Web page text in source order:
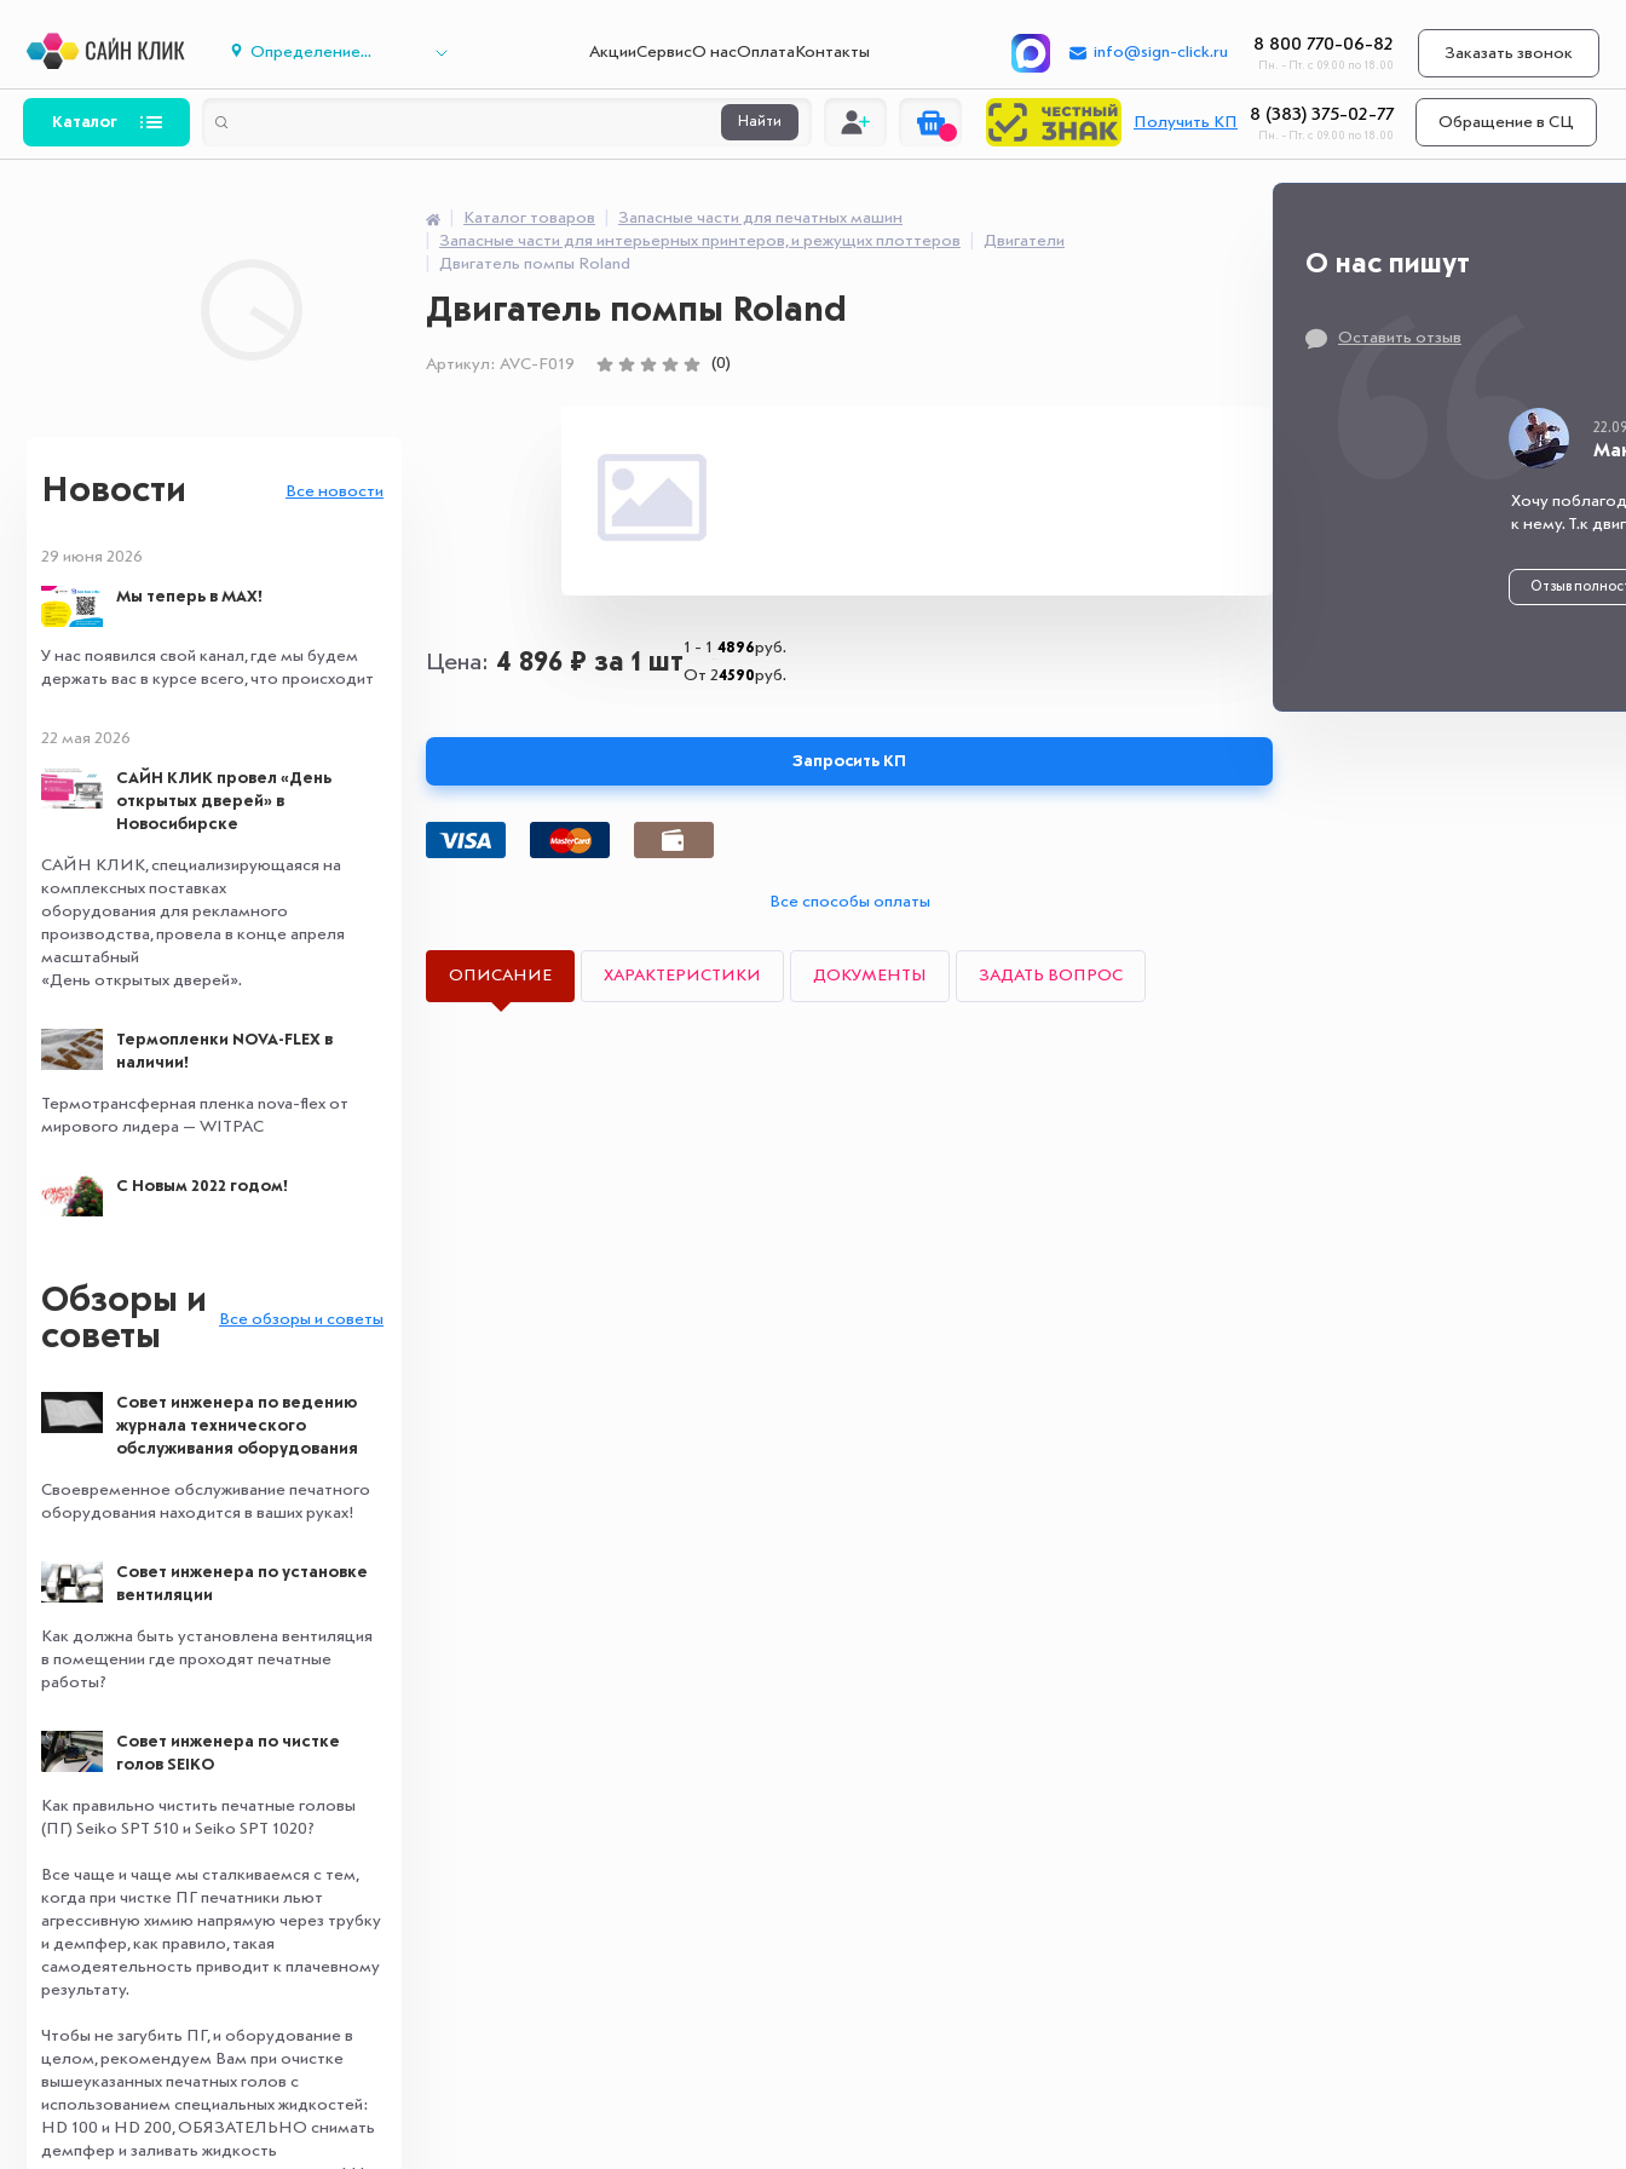
Определение... АкцииСервисО насОплата Контакты info@sign-click.ru 8 800 770-06-82
Пн. - Пт. с 09.00 по 18.00
Заказать звонок
Каталог Найти Получить КП 8 (383) 375-02-77
Пн. - Пт. с 09.00 по 18.00
Обращение в СЦ
Новости Все новости
29 июня 2026
Мы теперь в MAX!
У нас появился свой канал, где мы будем
держать вас в курсе всего, что происходит
22 мая 2026
САЙН КЛИК провел «День
открытых дверей» в
Новосибирске
САЙН КЛИК, специализирующаяся на
комплексных поставках
оборудования для рекламного
производства, провела в конце апреля
масштабный
«День открытых дверей».
Термопленки NOVA-FLEX в
наличии!
Термотрансферная пленка nova-flex от
мирового лидера — WITPAC
С Новым 2022 годом!
Обзоры и
советы
Все обзоры и советы
Совет инженера по ведению
журнала технического
обслуживания оборудования
Своевременное обслуживание печатного
оборудования находится в ваших руках!
Совет инженера по установке
вентиляции
Как должна быть установлена вентиляция
в помещении где проходят печатные
работы?
Совет инженера по чистке
голов SEIKO
Как правильно чистить печатные головы
(ПГ) Seiko SPT 510 и Seiko SPT 1020?
Все чаще и чаще мы сталкиваемся с тем,
когда при чистке ПГ печатники льют
агрессивную химию напрямую через трубку
и демпфер, как правило, такая
самодеятельность приводит к плачевному
результату.
Чтобы не загубить ПГ, и оборудование в
целом, рекомендуем Вам при очистке
вышеуказанных печатных голов с
использованием специальных жидкостей:
HD 100 и HD 200, ОБЯЗАТЕЛЬНО снимать
демпфер и заливать жидкость
Каталог товаров
Запасные части для печатных машин
Запасные части для интерьерных принтеров, и режущих плоттеров
Двигатели
Двигатель помпы Roland
Двигатель помпы Roland
Артикул: AVC-F019 (0)
Цена 4 896 ₽ за 1 шт
1 - 1 4896руб.
От 24590руб.
Запросить КП
Все способы оплаты
ОПИСАНИЕ ХАРАКТЕРИСТИКИ ДОКУМЕНТЫ ЗАДАТЬ ВОПРОС
О нас пишут
Оставить отзыв
Хочу
к нему. Т.к
Отзыв